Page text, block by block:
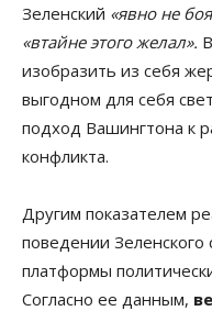
Зеленский «явно не
«втайне этого желал».
изобразить из себя
выгодном для себя
подход Вашингтона к
конфликта.
Другим показателем
поведении Зеленского
платформы
Согласно ее данным,